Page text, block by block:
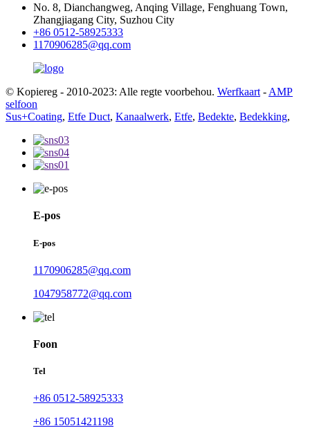
No. 8, Dianchangweg, Anqing Village, Fenghuang Town,
Zhangjiagang City, Suzhou City
+86 0512-58925333
1170906285@qq.com
© Kopiereg - 2010-2023: Alle regte voorbehou. Werfkaart - AMP
selfoon
Sus+Coating, Etfe Duct, Kanaalwerk, Etfe, Bedekte, Bedekking,
E-pos
E-pos
1170906285@qq.com
1047958772@qq.com
Foon
Tel
+86 0512-58925333
+86 15051421198